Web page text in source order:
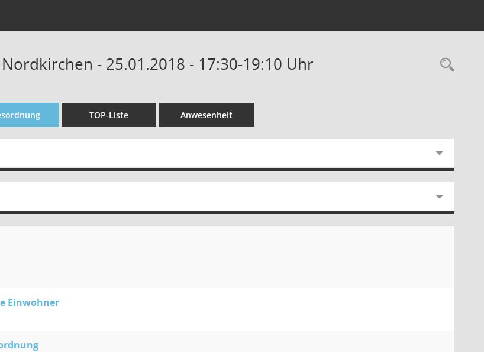
- 25.01.2018 - 17:30-19:10 Uhr
TOP-Liste Anwesenheit
Einwohner